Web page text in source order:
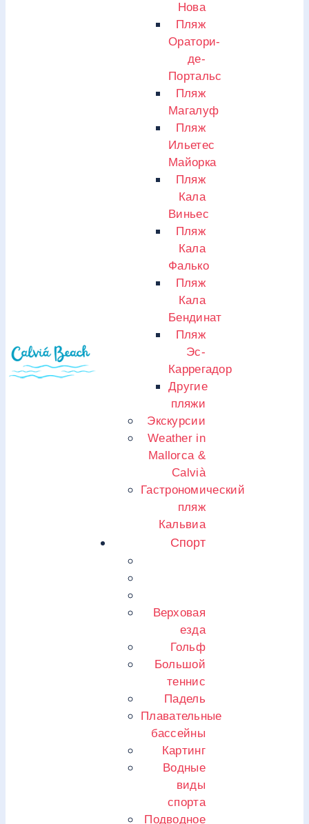
Нова
Пляж
Оратори-
де-
Портальс
Пляж
Магалуф
Пляж
Ильетес
Майорка
Пляж
Кала
Виньес
Пляж
Кала
Фалько
Пляж
Кала
Бендинат
Пляж
Эс-
Каррегадор
Другие
пляжи
Экскурсии
Weather in
Mallorca &
Calvià
Гастрономический
пляж
Кальвиа
Спорт
Верховая
езда
Гольф
Большой
теннис
Падель
Плавательные
бассейны
Картинг
Водные
виды
спорта
Подводное